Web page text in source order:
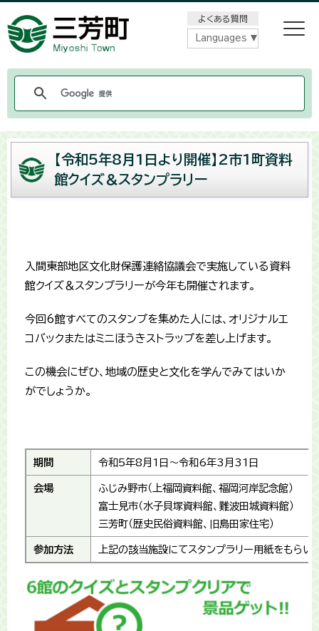
よくある質問
Languages
【令和5年8月1日より開催】2市1町資料
館クイズ＆スタンプラリー
入間東部地区文化財保護連絡協議会で実施している資料
館クイズ＆スタンプラリーが今年も開催されます。
今回6館すべてのスタンプを集めた人には、オリジナルエ
コバックまたはミニほうきストラップを差し上げます。
この機会にぜひ、地域の歴史と文化を学んでみてはいか
がでしょうか。
期間 令和5年8月1日～令和6年3月31日
会場
ふじみ野市（上福岡資料館、福岡河岸記念館）
富士見市（水子貝塚資料館、難波田城資料館）
三芳町（歴史民俗資料館、旧島田家住宅）
参加方法 上記の該当施設にてスタンプラリー用紙をもらい